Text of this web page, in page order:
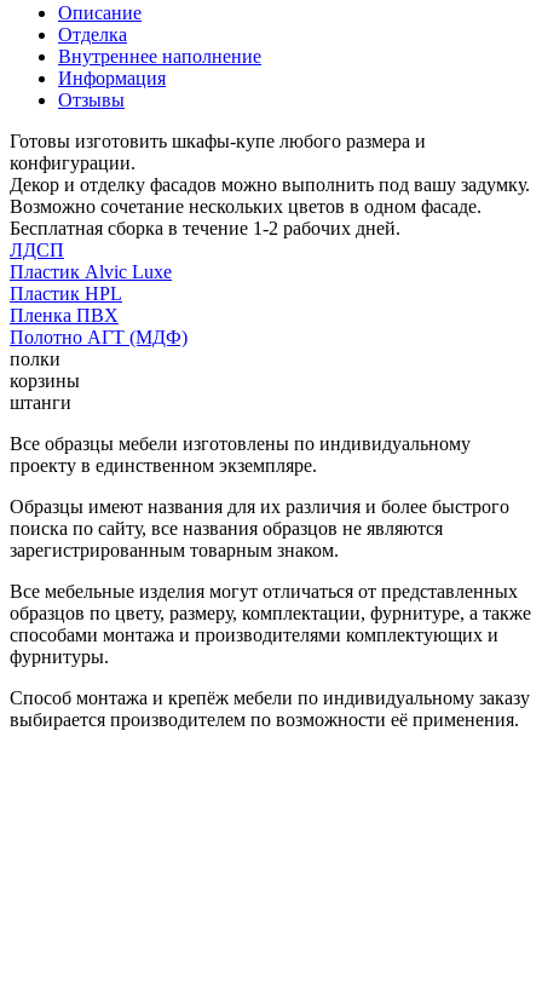
Описание
Отделка
Внутреннее наполнение
Информация
Отзывы
Готовы изготовить шкафы-купе любого размера и
конфигурации.
Декор и отделку фасадов можно выполнить под вашу задумку.
Возможно сочетание нескольких цветов в одном фасаде.
Бесплатная сборка в течение 1-2 рабочих дней.
ЛДСП
Пластик Alvic Luxe
Пластик HPL
Пленка ПВХ
Полотно АГТ (МДФ)
полки
корзины
штанги
Все образцы мебели изготовлены по индивидуальному
проекту в единственном экземпляре.
Образцы имеют названия для их различия и более быстрого
поиска по сайту, все названия образцов не являются
зарегистрированным товарным знаком.
Все мебельные изделия могут отличаться от представленных
образцов по цвету, размеру, комплектации, фурнитуре, а также
способами монтажа и производителями комплектующих и
фурнитуры.
Способ монтажа и крепёж мебели по индивидуальному заказу
выбирается производителем по возможности её применения.